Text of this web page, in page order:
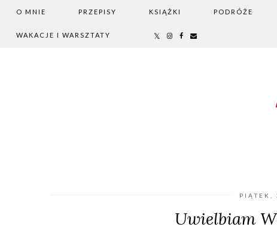
O MNIE PRZEPISY KSIĄŻKI PODRÓŻE
WAKACJE I WARSZTATY
PIĄTEK,
Uwielbiam